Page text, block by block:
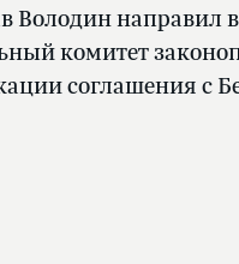
Володин направил в
комитет
соглашения с